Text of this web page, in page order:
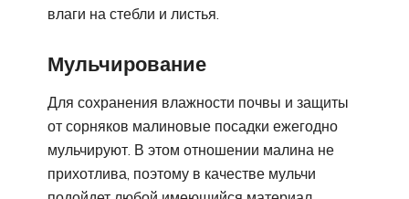
влаги на стебли и листья.
Мульчирование
Для сохранения влажности почвы и защиты
от сорняков малиновые посадки ежегодно
мульчируют. В этом отношении малина не
прихотлива, поэтому в качестве мульчи